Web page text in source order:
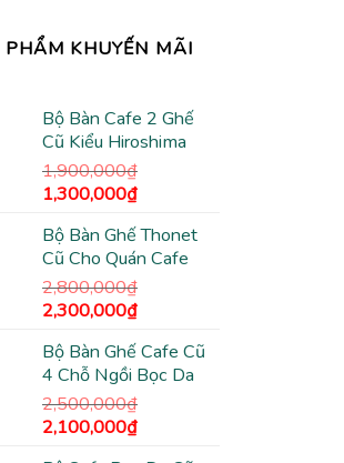
PHẨM KHUYẾN MÃI
Bộ Bàn Cafe 2 Ghế
Cũ Kiểu Hiroshima
1,900,000₫
Giá
là:
1,900,000₫.
1,300,000₫Giá
tại
là:
1,300,000₫.
Bộ Bàn Ghế Thonet
Cũ Cho Quán Cafe
2,800,000₫
Giá
là:
2,800,000₫.
2,300,000₫Giá
tại
là:
2,300,000₫.
Bộ Bàn Ghế Cafe Cũ
4 Chỗ Ngồi Bọc Da
2,500,000₫
Giá
2,100,000₫Giá